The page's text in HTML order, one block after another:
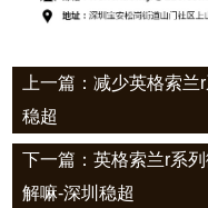
上一篇：减少英格索
稳超
下一篇：英格索兰r系
解嘛-深圳稳超